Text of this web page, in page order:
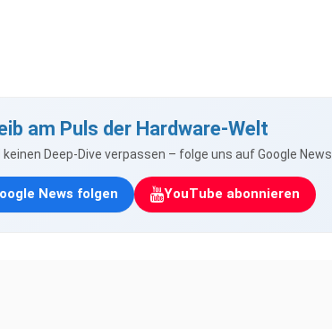
am Puls der Hardware-Welt
Deep-Dive verpassen – folge uns auf Google News
News folgen YouTube abonnieren